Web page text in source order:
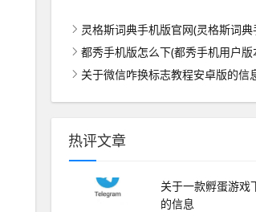
灵格斯词典手机版官网(灵格斯词典手机
都秀手机版怎么下(都秀手机用户版
关于微信咋换标志教程安卓版的信
热评文章
关于一款孵蛋游戏
的信息